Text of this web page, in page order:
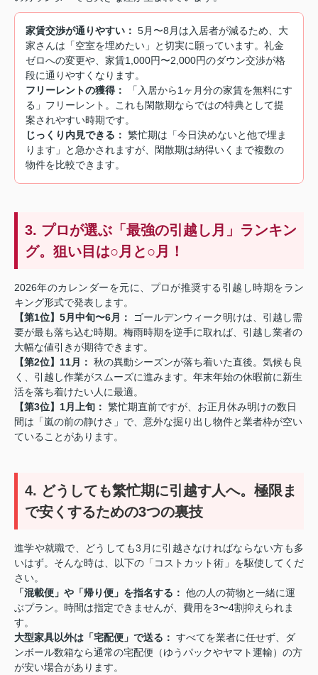
家賃交渉が通りやすい： 5月〜8月は入居者が減るため、大
家さんは「空室を埋めたい」と切実に願っています。礼金
ゼロへの変更や、家賃1,000円〜2,000円のダウン交渉が格
段に通りやすくなります。
フリーレントの獲得：
「入居から1ヶ月分の家賃を無料にす
る」フリーレント。これも閑散期ならではの特典として提
案されやすい時期です。
じっくり内見できる： 繁忙期は「今日決めないと他で埋ま
ります」と急かされますが、閑散期は納得いくまで複数の
物件を比較できます。
3. プロが選ぶ「最強の引越し月」ランキン
グ。狙い目は○月と○月！
2026年のカレンダーを元に、プロが推奨する引越し時期をラン
キング形式で発表します。
【第1位】5月中旬〜6月：
ゴールデンウィーク明けは、引越し需
要が最も落ち込む時期。梅雨時期を逆手に取れば、引越し業者の
大幅な値引きが期待できます。
【第2位】11月： 秋の異動シーズンが落ち着いた直後。気候も良
く、引越し作業がスムーズに進みます。年末年始の休暇前に新生
活を落ち着けたい人に最適。
【第3位】1月上旬： 繁忙期直前ですが、お正月休み明けの数日
間は「嵐の前の静けさ」で、意外な掘り出し物件と業者枠が空い
ていることがあります。
4. どうしても繁忙期に引越す人へ。極限ま
で安くするための3つの裏技
進学や就職で、どうしても3月に引越さなければならない方も多
いはず。そんな時は、以下の「コストカット術」を駆使してくだ
さい。
「混載便」や「帰り便」を指名する： 他の人の荷物と一緒に運
ぶプラン。時間は指定できませんが、費用を3〜4割抑えられま
す。
大型家具以外は「宅配便」で送る： すべてを業者に任せず、ダ
ンボール数箱なら通常の宅配便（ゆうパックやヤマト運輸）の方
が安い場合があります。